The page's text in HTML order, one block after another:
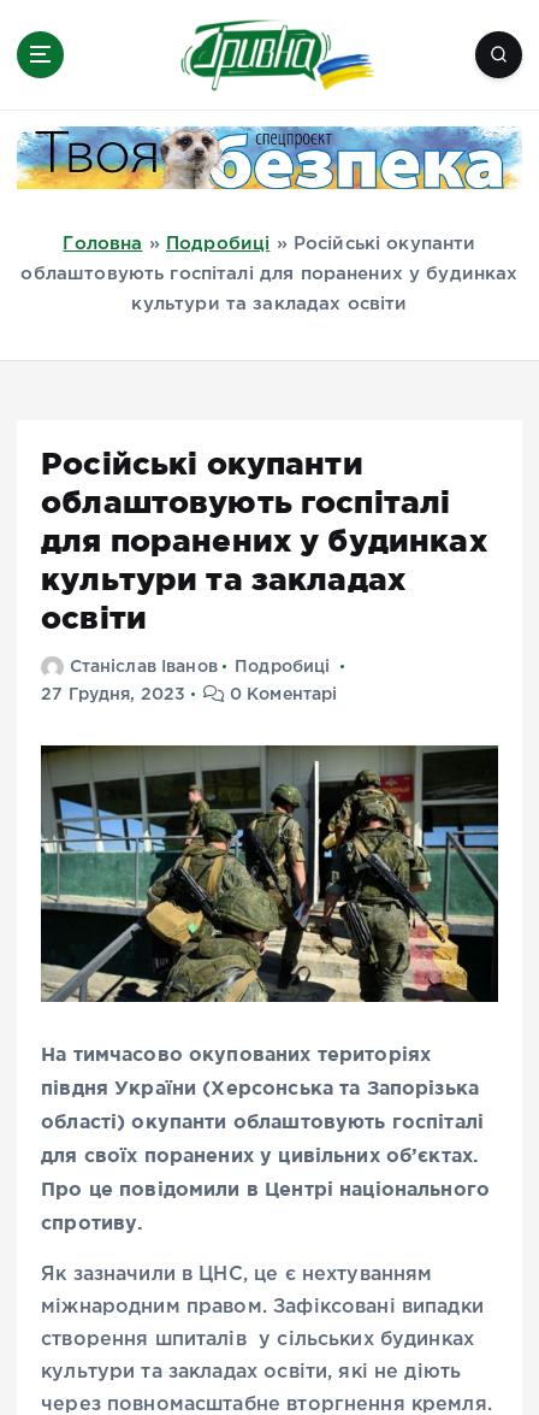
Миколаїв, Одеса, Мелітополь
Головна » Подробиці »
Російські окупанти
облаштовують госпіталі для поранених у будинках
культури та закладах освіти
Російські окупанти
облаштовують госпіталі
для поранених у будинках
культури та закладах
освіти
Станіслав Іванов
Подробиці
27 Грудня, 2023
0 Коментарі
На тимчасово окупованих територіях
півдня України (Херсонська та Запорізька
області) окупанти облаштовують госпіталі
для своїх поранених у цивільних об’єктах.
Про це повідомили в Центрі національного
спротиву.
Як зазначили в ЦНС, це є нехтуванням
міжнародним правом. Зафіксовані випадки
створення шпиталів у сільських будинках
культури та закладах освіти, які не діють
через повномасштабне вторгнення кремля.